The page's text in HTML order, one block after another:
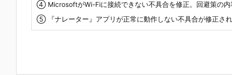
④ MicrosoftがWi-Fiに接続できない不具合を修正。回避策の内
⑤ 『ナレーター』アプリが正常に動作しない不具合が修正さ